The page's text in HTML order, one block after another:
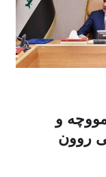
و
روون